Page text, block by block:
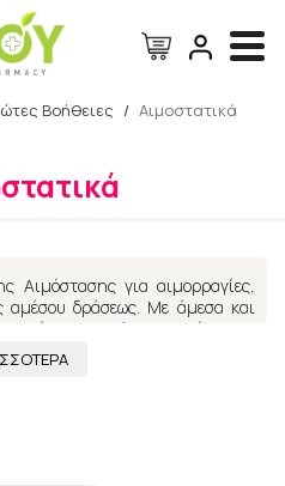
Βοήθειες / Αιμοστατικά
Αιμόστασης για αιμορραγίες,
αμέσου δράσεως. Με άμεσα και
πλήρης αιμόσταση.
να τα έχετε παντού και